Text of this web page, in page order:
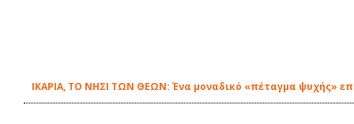
ΙΚΑΡΙΑ, ΤΟ ΝΗΣΙ ΤΩΝ ΘΕΩΝ: Ένα μοναδικό «πέταγμα ψυχής»